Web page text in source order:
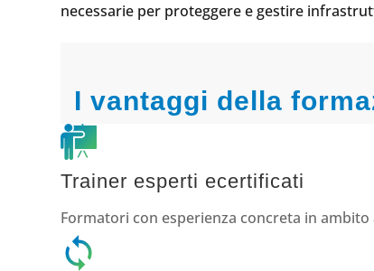
necessarie per proteggere e gestire
I vantaggi della
Trainer esperti ecertificati
Formatori con esperienza concreta in ambito